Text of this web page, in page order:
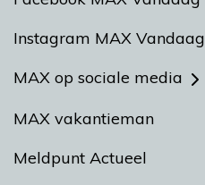
Instagram MAX Vandaag
MAX op sociale media
MAX vakantieman
Meldpunt Actueel